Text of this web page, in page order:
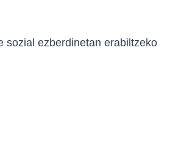
sozial ezberdinetan erabiltzeko